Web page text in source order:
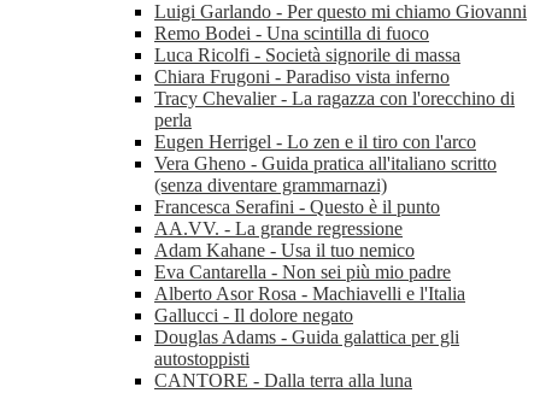
Luigi Garlando - Per questo mi chiamo Giovanni
Remo Bodei - Una scintilla di fuoco
Luca Ricolfi - Società signorile di massa
Chiara Frugoni - Paradiso vista inferno
Tracy Chevalier - La ragazza con l'orecchino di
perla
Eugen Herrigel - Lo zen e il tiro con l'arco
Vera Gheno - Guida pratica all'italiano scritto
(senza diventare grammarnazi)
Francesca Serafini - Questo è il punto
AA.VV. - La grande regressione
Adam Kahane - Usa il tuo nemico
Eva Cantarella - Non sei più mio padre
Alberto Asor Rosa - Machiavelli e l'Italia
Gallucci - Il dolore negato
Douglas Adams - Guida galattica per gli
autostoppisti
CANTORE - Dalla terra alla luna